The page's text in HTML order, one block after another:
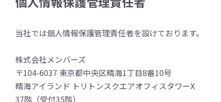
当社では個人情報保護管理責任者を設けております。
株式会社メンバーズ
〒104-6037 東京都中央区晴海1丁目8番10号
晴海アイランド トリトンスクエアオフィスタワーX
37階（受付35階）